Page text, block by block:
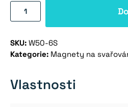
Magnet
na
(6
úhelník)
SKU: W50-6S
Kategorie: Magnety na
Vlastnosti